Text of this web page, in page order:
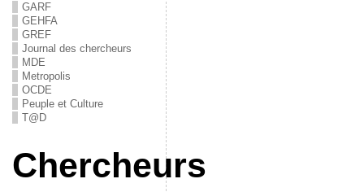
GARF
GEHFA
GREF
Journal des chercheurs
MDE
Metropolis
OCDE
Peuple et Culture
T@D
Chercheurs